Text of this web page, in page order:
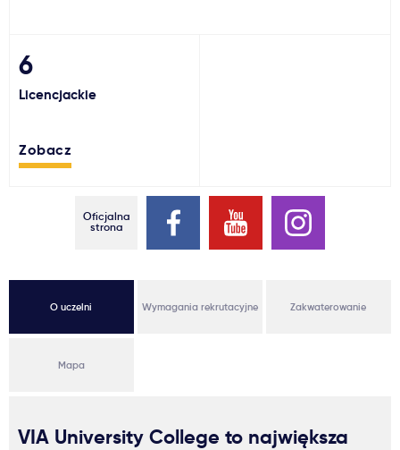
Usługi
6
Licencjackie
Zobacz
Oficjalna
strona
O uczelni Wymagania rekrutacyjne Zakwaterowanie
Mapa
VIA University College to największa